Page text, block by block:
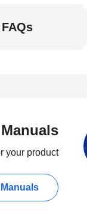
Manuals
your product.